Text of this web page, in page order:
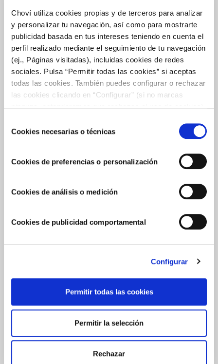
Choví utiliza cookies propias y de terceros para analizar
y personalizar tu navegación, así como para mostrarte
publicidad basada en tus intereses teniendo en cuenta el
perfil realizado mediante el seguimiento de tu navegación
(ej., Páginas visitadas), incluidas cookies de redes
sociales. Pulsa “Permitir todas las cookies” si aceptas
todas las cookies. También puedes configurar o rechazar
las cookies clicando en “Configurar” (si no marcas
COOKIES.
deCookies necesarias o técnicas
Cookies de preferencias o personalización
Cookies de análisis o medición
Cookies de publicidad comportamental
Configurar
Permitir todas las cookies
Permitir la selección
Rechazar
BASES LEGALES CONCURSO “CHOVÍ X KAIKU
1.- Compañía organizadora Las Compañías organizadoras KAIKU
CORPORACIÓN ALIMENTARIA, S.L, en adelante KAIKU, y
un concurso que se desarrollará de conformidad con las
QUÉ ES EL CONCEPTO DE RESTAURANTE
MULTISENSORIAL: CARACTERÍSTICAS Y LISTADO
DE LOS MEJORES DE ESPAÑA